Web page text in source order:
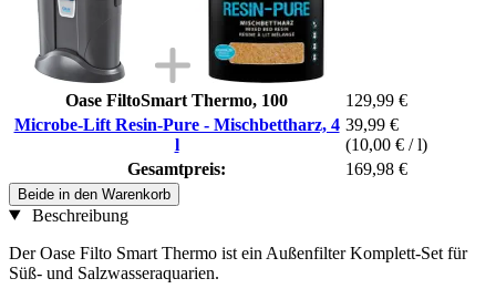
Oase FiltoSmart Thermo, 100
129,99 €
Microbe-Lift Resin-Pure - Mischbettharz, 4
l
39,99 €
(10,00 € / l)
Gesamtpreis:
169,98 €
Beide in den Warenkorb
Beschreibung
Der Oase Filto Smart Thermo ist ein Außenfilter Komplett-Set für
Süß- und Salzwasseraquarien.